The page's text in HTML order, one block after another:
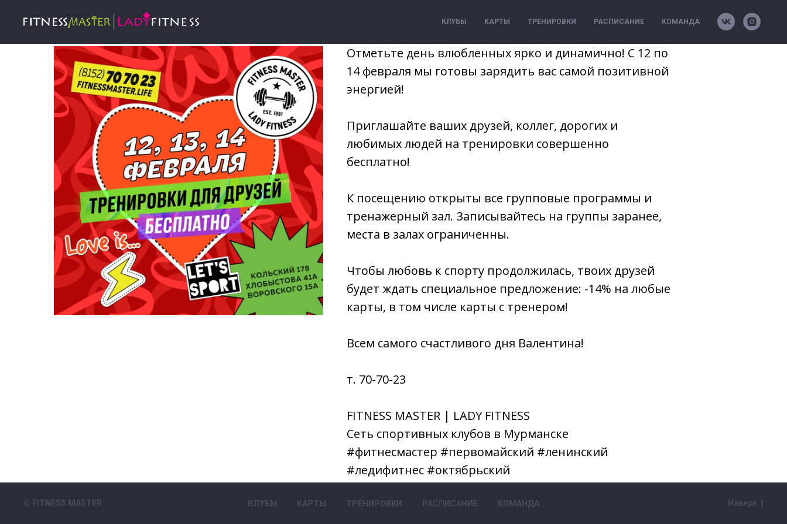
КЛУБЫ КАРТЫ ТРЕНИРОВКИ РАСПИСАНИЕ КОМАНДА
Отметьте день влюбленных ярко и динамично! С 12 по
14 февраля мы готовы зарядить вас самой позитивной
энергией!
Приглашайте ваших друзей, коллег, дорогих и
любимых людей на тренировки совершенно
бесплатно!
К посещению открыты все групповые программы и
тренажерный зал. Записывайтесь на группы заранее,
места в залах ограниченны.
Чтобы любовь к спорту продолжилась, твоих друзей
будет ждать специальное предложение: -14% на любые
карты, в том числе карты с тренером!
Всем самого счастливого дня Валентина!
т. 70-70-23
FITNESS MASTER | LADY FITNESS
Сеть спортивных клубов в Мурманске
#фитнесмастер #первомайский #ленинский
#ледифитнес #октябрьский
© FITNESS MASTER КЛУБЫ КАРТЫ ТРЕНИРОВКИ РАСПИСАНИЕ КОМАНДА Наверх